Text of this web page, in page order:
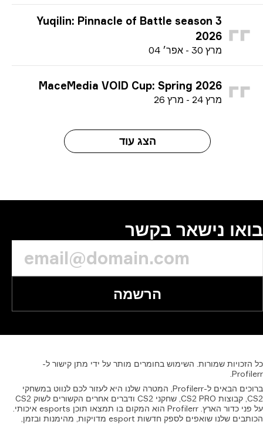
Yuqilin: Pinnacle of Battle season 3
2026
רץ 30
-א פר׳ 04
MaceMedia VOID Cup: Spring 2026
מ רץ 24
-מ רץ 26
הצג עוד
נישאר בקשר
הרשמה
שמורות. השימוש בחומרים מותר על ידי מתן קישור ל-
ברוכים הבאים ל-Profilerr, המטרה שלנו היא לעזור לכם לנווט במשחקי
CS2, קבוצות CS2 PRO, שחקני CS2 ודברים אחרים הקשורים לשוק CS2
על פני כדור הארץ. Profilerr הוא המקום בו תמצאו תוכן esports איכותי.
הכותבים שלנו שואפים לספק חדשות esport מדויקות, מהימנות ובזמן,